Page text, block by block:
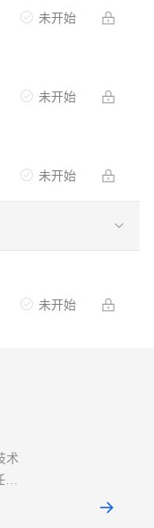
未开始
未开始
未开始
未开始
术
何